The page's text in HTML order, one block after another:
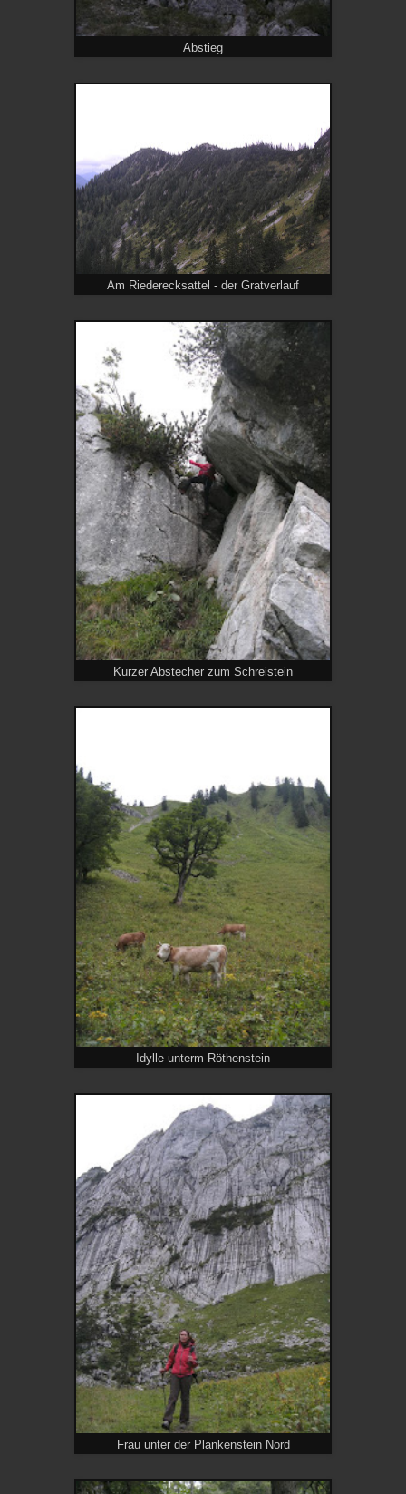
Abstieg
Am Riederecksattel - der Gratverlauf
Kurzer Abstecher zum Schreistein
Idylle unterm Röthenstein
Frau unter der Plankenstein Nord